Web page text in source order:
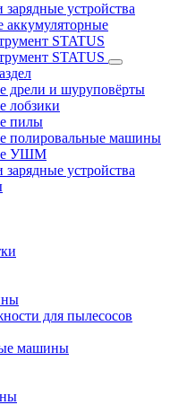
устройства
STATUS
STATUS
дрели и шуруповёрты
лобзики
пилы
полировальные машины
УШМ
устройства
для пылесосов
машины